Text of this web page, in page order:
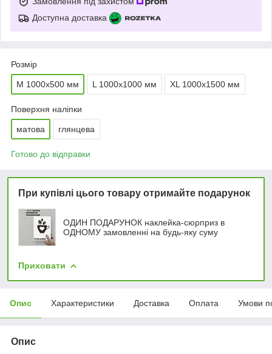
Доступна доставка
Розмір
М 1000х500 мм L 1000х1000 мм ХL 1000х1500 мм
Поверхня наліпки
матова глянцева
Готово до відправки
При купівлі цього товару отримайте подарунок
ОДИН ПОДАРУНОК наклейка-сюрприз в
ОДНОМУ замовленні на будь-яку суму
Приховати
Опис Характеристики Доставка Оплата Умови
Опис